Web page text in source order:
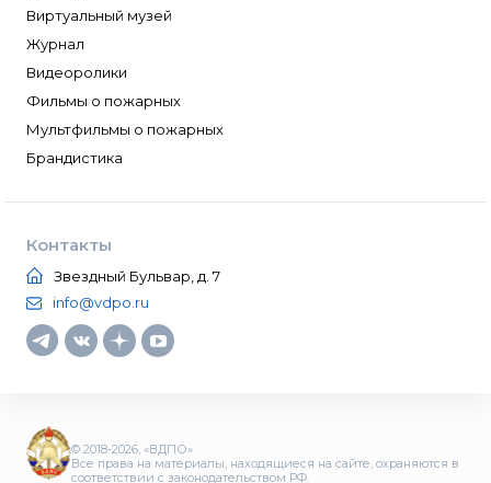
Виртуальный музей
Журнал
Видеоролики
Фильмы о пожарных
Мультфильмы о пожарных
Брандистика
Контакты
Звездный Бульвар, д. 7
info@vdpo.ru
© 2018-2026, «ВДПО»
Все права на материалы, находящиеся на сайте, охраняются в
соответствии с законодательством РФ.